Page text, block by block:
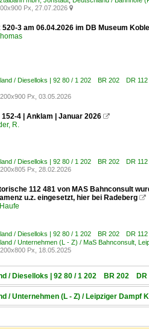
Px, 27.07.2026 
520-3 am 06.04.2026 im DB Museum
/ Dieselloks | 92 80 / 1 202 BR 202 DR 112
Px, 03.05.2026
152-4 | Anklam | Januar 2026 
R.
/ Dieselloks | 92 80 / 1 202 BR 202 DR 112
Px, 28.02.2026
112 481 von MAS Bahnconsult
u.z. eingesetzt, hier bei Radeberg 
/ Dieselloks | 92 80 / 1 202 BR 202 DR 112
/ Unternehmen (L - Z) / MaS Bahnconsult,
Px, 18.05.2025
/ Dieselloks | 92 80 / 1 202 BR 202 DR
/ Unternehmen (L - Z) / Leipziger Dampf